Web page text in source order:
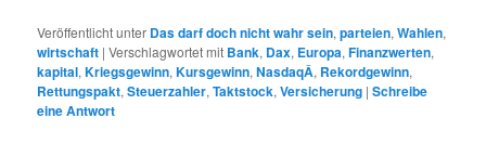
Veröffentlicht unter Das darf doch nicht wahr sein,parteien,Wahlen,
wirtschaft |Verschlagwortet mit Bank, Dax, Europa,Finanzwerten,
kapital,Kriegsgewinn,Kursgewinn,NasdaqÂ, Rekordgewinn,
Rettungspakt,Steuerzahler,Taktstock,Versicherung |Schreibe
eine Antwort